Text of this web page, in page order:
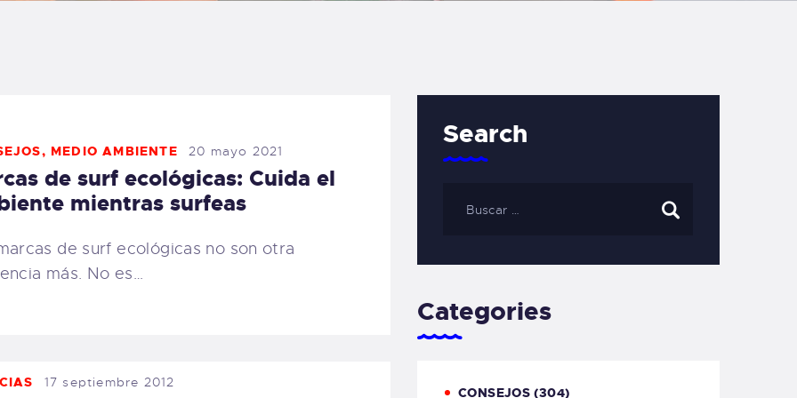
CARRITO
FAMILY
, MEDIO AMBIENTE 20 mayo 2021
de surf ecológicas: Cuida el
mientras surfeas
de surf ecológicas no son otra
más. No es…
17 septiembre 2012
Search
Categories
CONSEJOS (304)